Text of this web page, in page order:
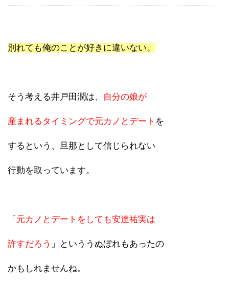
別れても俺のことが好きに違いない。
そう考える井戸田潤は、 自分の娘が
産まれるタイミングで元カノとデート を
するという、旦那として信じられない
行動を取っています。
「 元カノとデートをしても安達祐実は
許すだろう 」といううぬぼれもあったの
かもしれませんね。